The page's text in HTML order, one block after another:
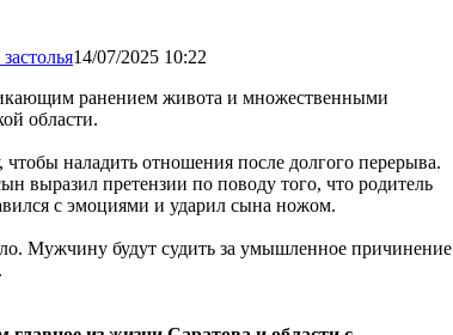
14/07/2025 10:22
ранением живота и множественными
области.
наладить отношения после долгого перерыва.
выразил претензии по поводу того, что родитель
с эмоциями и ударил сына ножом.
Мужчину будут судить за умышленное причинение